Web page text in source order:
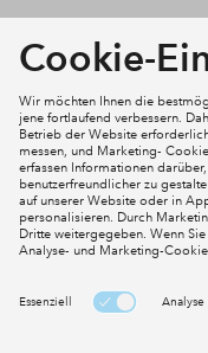
Kontakt
Mein Konto
Social Media